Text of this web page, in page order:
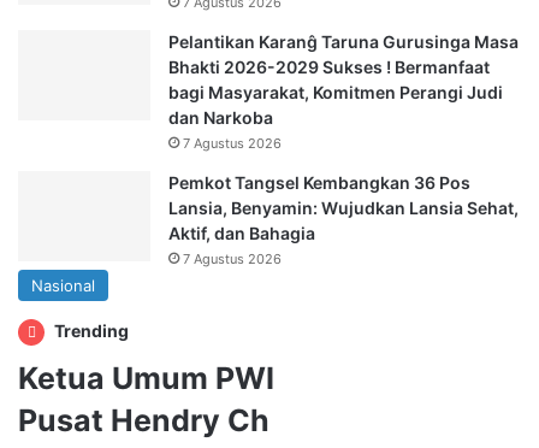
Pelantikan Karanĝ Taruna Gurusinga Masa
Bhakti 2026-2029 Sukses ! Bermanfaat
bagi Masyarakat, Komitmen Perangi Judi
dan Narkoba
7 Agustus 2026
Pemkot Tangsel Kembangkan 36 Pos
Lansia, Benyamin: Wujudkan Lansia Sehat,
Aktif, dan Bahagia
7 Agustus 2026